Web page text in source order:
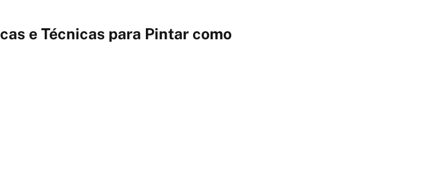
e Técnicas para Pintar como